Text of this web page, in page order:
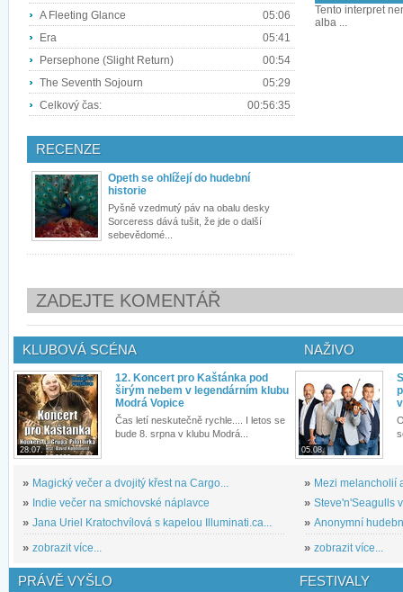
A Fleeting Glance
05:06
Era
05:41
Persephone (Slight Return)
00:54
The Seventh Sojourn
05:29
Celkový čas:
00:56:35
Tento interpret
alba ...
RECENZE
Opeth se ohlížejí do hudební
historie
Pyšně vzedmutý páv na obalu desky
Sorceress dává tušit, že jde o další
sebevědomé...
ZADEJTE KOMENTÁŘ
KLUBOVÁ SCÉNA
28.07.
12. Koncert pro Kaštánka pod
širým nebem v legendárním klubu
Modrá Vopice
Čas letí neskutečně rychle.... I letos se
bude 8. srpna v klubu Modrá...
» Magický večer a dvojitý křest na Cargo...
» Indie večer na smíchovské náplavce
» Jana Uriel Kratochvílová s kapelou Illuminati.ca...
» zobrazit více...
NAŽIVO
05.08.
» Mezi melancholií
» Steve'n'Seagulls
» Anonymní
» zobrazit více...
PRÁVĚ VYŠLO FESTIVALY